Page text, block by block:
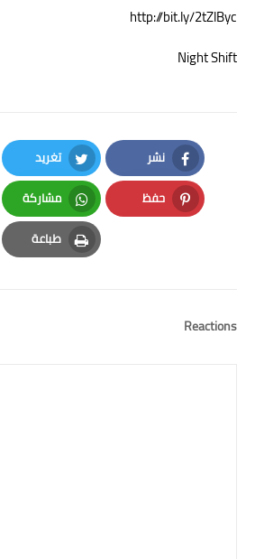
http://bit.ly/2tZlByc
Night Shift
نشر
Facebook
تغريد
Twitter
حفظ
Pinterest
مشاركة
Whatsapp
طباعة
Print
Reactions